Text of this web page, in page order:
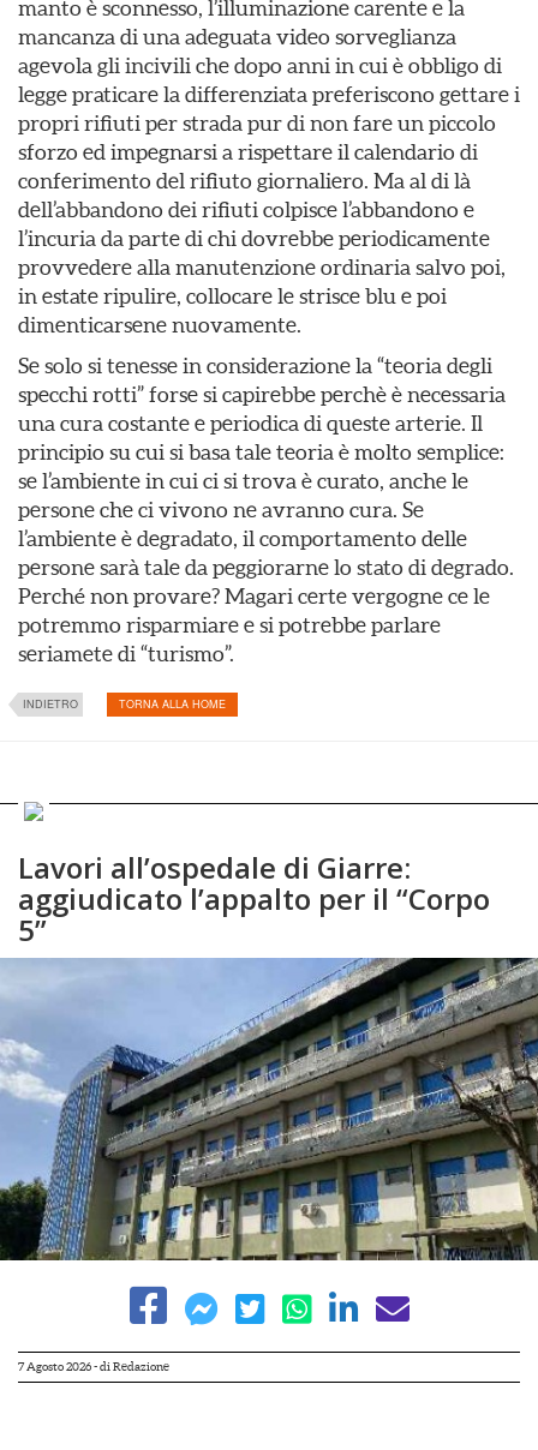
manto è sconnesso, l’illuminazione carente e la
mancanza di una adeguata video sorveglianza
agevola gli incivili che dopo anni in cui è obbligo di
legge praticare la differenziata preferiscono gettare i
propri rifiuti per strada pur di non fare un piccolo
sforzo ed impegnarsi a rispettare il calendario di
conferimento del rifiuto giornaliero. Ma al di là
dell’abbandono dei rifiuti colpisce l’abbandono e
l’incuria da parte di chi dovrebbe periodicamente
provvedere alla manutenzione ordinaria salvo poi,
in estate ripulire, collocare le strisce blu e poi
dimenticarsene nuovamente.
Se solo si tenesse in considerazione la “teoria degli
specchi rotti” forse si capirebbe perchè è necessaria
una cura costante e periodica di queste arterie. Il
principio su cui si basa tale teoria è molto semplice:
se l’ambiente in cui ci si trova è curato, anche le
persone che ci vivono ne avranno cura. Se
l’ambiente è degradato, il comportamento delle
persone sarà tale da peggiorarne lo stato di degrado.
Perché non provare? Magari certe vergogne ce le
potremmo risparmiare e si potrebbe parlare
seriamete di “turismo”.
INDIETRO TORNA ALLA HOME
Lavori all’ospedale di Giarre:
aggiudicato l’appalto per il “Corpo
5”
7 Agosto 2026- di Redazione